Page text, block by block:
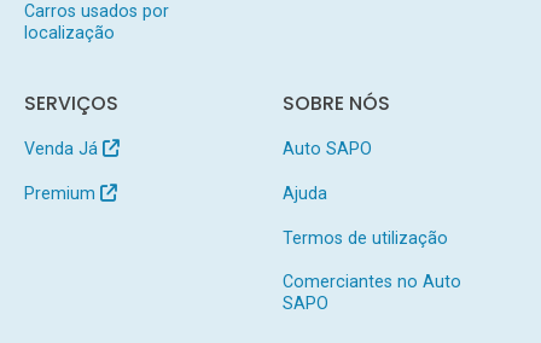
Carros usados por
localização
SERVIÇOS
Venda Já
Premium
SOBRE NÓS
Auto SAPO
Ajuda
Termos de utilização
Comerciantes no Auto
SAPO